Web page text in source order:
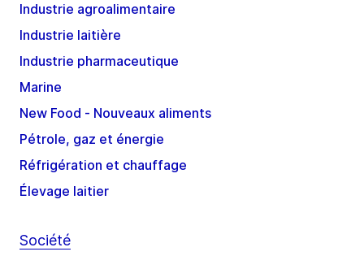
Industrie agroalimentaire
Industrie laitière
Industrie pharmaceutique
Marine
New Food - Nouveaux aliments
Pétrole, gaz et énergie
Réfrigération et chauffage
Élevage laitier
Société